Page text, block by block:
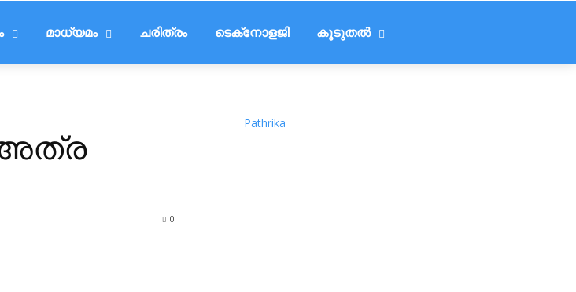
മാധ്യമം ചരിത്രം ടെക്‌നോളജി കൂടുതൽ
അത്ര
0
Pathrika